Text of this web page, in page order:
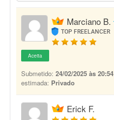
Marciano B.
TOP FREELANCER
Aceita
Submetido: 24/02/2025 às 20:54
estimada: Privado
Erick F.